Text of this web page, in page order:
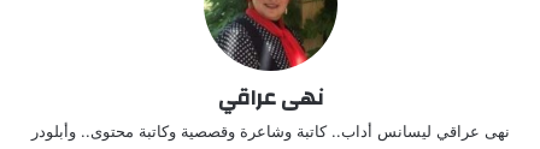
نهى عراقي
نهى عراقي ليسانس أداب.. كاتبة وشاعرة وقصصية وكاتبة محتوى.. وأبلودر